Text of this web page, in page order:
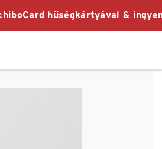
hűségkártyával &